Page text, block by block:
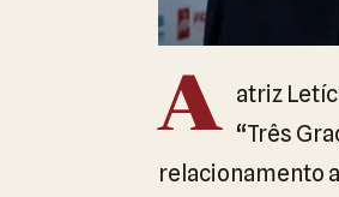
A atriz
“Três
relacionamento